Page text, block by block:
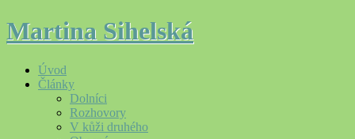
Martina Sihelská
Úvod
Články
Dolníci
Rozhovory
V kůži druhého